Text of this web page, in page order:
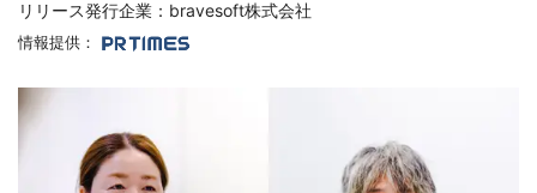
リリース発行企業：bravesoft株式会社
情報提供：